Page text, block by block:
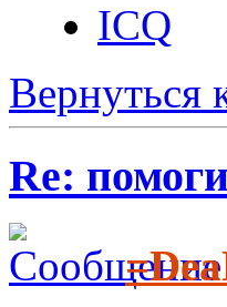
ICQ
Вернуться
Re: